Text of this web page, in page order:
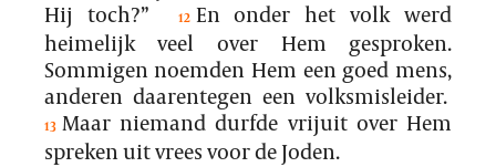
Hij toch?”
12 En onder het volk werd
heimelijk veel over Hem gesproken.
Sommigen noemden Hem een goed mens,
anderen daarentegen een volksmisleider.
13 Maar niemand durfde vrijuit over Hem
spreken uit vrees voor de Joden.